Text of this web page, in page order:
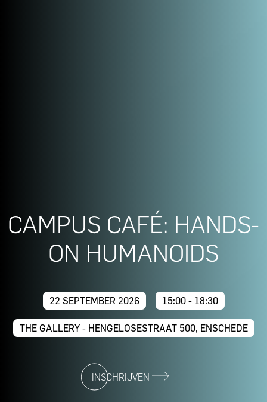
CAMPUS CAFÉ: HANDS-
ON HUMANOIDS
22 SEPTEMBER 2026 15:00 - 18:30
THE GALLERY - HENGELOSESTRAAT 500, ENSCHEDE
INSCHRIJVEN